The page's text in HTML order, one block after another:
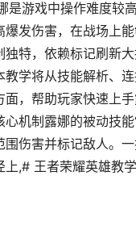
是游戏中操作难度较
爆发伤害，在战场上
独特，依赖标记刷新
教学将从技能解析、
面，帮助玩家快速上
机制露娜的被动技能
伤害并标记敌人。
上,# 王者荣耀英雄教